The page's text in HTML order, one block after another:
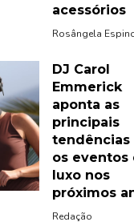
acessórios
Rosângela
DJ Carol
Emmerick
aponta as
principais
tendências
os eventos
luxo nos
próximos
Redação